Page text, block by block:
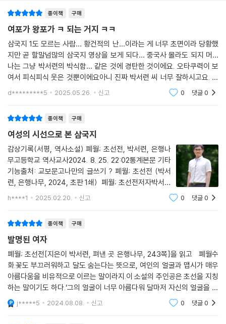
“그대에게서 피 냄새가 난다.”
내가 봉선에게 하려던 말을 봉선이 내게 던졌다. 나는 황당해서 가마 창의
발을 걷고 밖을 내다보았다.
“소인이 아니라 귀공에게서 나는 냄새겠지요.”
“분명 이 몸에도 피 냄새는 배 있겠지만, 그대에게서도 난다. 내게서 나는
냄새와는 다른 것이다.”
내 눈으로 본 사람 가운데 가장 하늘에 가까운 사람은 동중영이었다. 상국
동탁이 어떤 사람이더냐고 누가 내게 물으면 나는 그리 답하곤 했다. 그러
면 상대는 고개를 끄덕인다. 그렇지, 천자를 늘 가까이 두고 손아귀 속 놀잇
감마냥 쥐락펴락하는 그자의 권세는 과연…… 그런 식의 납득이다. 하지만
나는 그런 뜻으로 말한 게 아니었다. 하늘에는 마음이 없고, 동중영도 그러
했다. 그보다 더 담백하게 동중영에 대해 말할 길이 있으랴. 동중영에게는
사람다운 마음이 거의 없었다. 잃으면 애타고 잊히면 서럽고, 뒤처지면 분
한 마음이 온통 미미했다. 어쩌면 그래서인가, 그가 나를 귀여워한 것은. 그
--- pp.190~191
달아나야 해.
거울 속의 아프고 미친 여자가 내게 말했다.
그러나 어디로?
내가 여자에게 물었다. 거울 속의 여자는 답을 몰라 내 눈길을 피하려 애쓰
초선관모는 담비[貂] 털과 매미[蟬] 날개로 만들어 망가지기가 쉽다. 삼
공이나 그 이상 가는 높은 관직에 오른 사람의 집에나 황제의 곁에는 그 관
만을 모시고 손보는 여인을 둔다. 그런 여인을 초선이라 부른다.
그러면 저도 초선이 되겠습니다.
―본문 51~52쪽
어느 날 ‘나’에게 또래의 시종 ‘도화’가 붙는다. 말벗을 만들어주려는 왕윤
럽게 군다. 집 안에 연못을 파면 어떻겠냐는 도화의 제안을 ‘나’는 못 이기
대장의 이야기를 통해 둘이 태평도에서 서로를 알게 되었으며, 곧 태평도
의 무리(황건적)이 왕윤의 집을 습격하리라는 것을 알게 된 ‘나’는 거지 대
장이 ‘나’에게 몰래 건네준 면사지편(죽음을 면하게 해주는 조각)이라고
쓰인 패를 받는다. 한편 거지 대장을 좋아하던 도화는 왕윤에게 ‘나’가 거지
출신이라는 사실을 고하고, ‘나’는 왕윤을 독대해 자신이 거지 패에 있었던
것은 사실이나 그 전에 충신의 가문에 있었다는 것은 믿어주셔야 한다고
한다. 확실하게 속이기 위해 자신을 벌하고 가두라고 하며 ‘나’는 왕윤에게
계략을 말하고, ‘나’의 계략대로 행동한 왕윤은 자신의 집을 습격한 황건적
무리를 완전히 토벌하게 된다.
“저를 가두소서.”
“뭐라?”
“저를 모함하여 집안의 이목을 제 쪽으로 모아두고 아버지를 습격하는 것
이 애초의 계획이었을 것입니다. 제가 마땅한 벌을 받는 듯이 보이지 않으
종이책 구매
여포가 왕포가 ㅋ 되는 거지 ㅋㅋ
삼국지 1도 모르는 사람… 황건적의 난…이라는 게 너무 초면이라 당황했
지만 곧 할말넘많의 삼국지 영상을 보게 되다… 중국사 몰라도 되지 머…
나는 그냥 박서련의 박식함… 같은 것에 경탄한 것이에요. 오타쿠력이 보
여서 피식피식 웃은 것뿐이에요아니 진짜 박서련 씨 너무 잘하시고요. 체
공녀 강주룡~마르타의 일~ 폐월,초선전~ 박서련 류 역사 소설 개좋다고
d*********5 2025.05.26. 신고 0 댓글0
종이책 구매
여성의 시선으로 본 삼국지
감상기록(서평, 역사소설) 폐월; 초선전, 박서련, 은행나
무고등학교 역사교사2024. 8. 25. 22:02통계본문 기타
기능출처: 교보문고나만의 글쓰기 ? 폐월; 초선전 (박서
련, 은행나무, 2024, 초판 1쇄) 폐월; 초선전저자박서련
출판은행나무발매2024.07.01.삼국지를 읽은 사람이라
h****1 2025.02.20. 신고 0 댓글0
종이책 구매
발명된 여자
폐월; 초선전[지은이 박서련, 펴낸 곳 은행나무, 243쪽]을 읽고 폐월수
화.꽃도 부끄러워하고 달도 숨는다는 뜻으로, 여인의 얼굴과 맵시가 매우
아름다움을 비유적으로 이르는 말이라지.이 소설의 주인공은 초선을 지칭
하는 말이기도 하다.‘그의 얼굴이 너무 아름다워 달마저 자신의 얼굴을 가
렸다.’는, 삼국지에등장하는 인물, 초선을.그 여인이 가장 오래 기억하는 일
은 누군가 나를
j*****5 2024.08.08. 신고 0 댓글0